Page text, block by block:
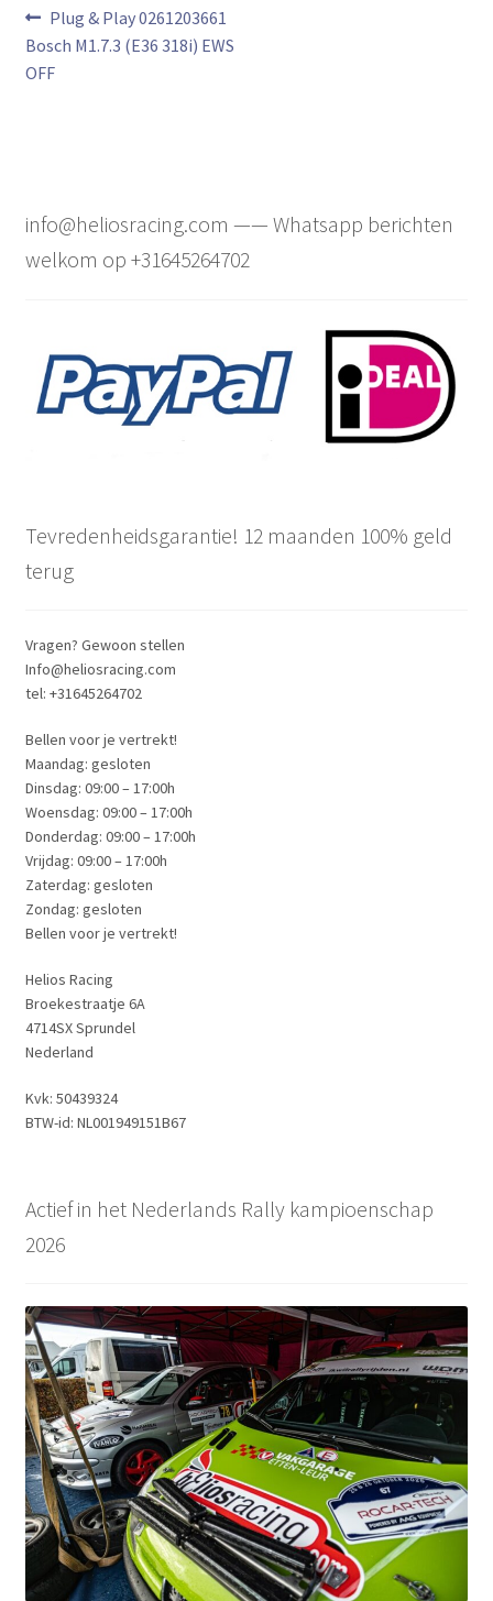
Bericht
navigatie
Vorig
bericht:
Plug & Play 0261203661
Bosch M1.7.3 (E36 318i) EWS
OFF
info@heliosracing.com —— Whatsapp berichten
welkom op +31645264702
Tevredenheidsgarantie! 12 maanden 100% geld
terug
Vragen? Gewoon stellen
Info@heliosracing.com
tel: +31645264702
Bellen voor je vertrekt!
Maandag: gesloten
Dinsdag: 09:00 – 17:00h
Woensdag: 09:00 – 17:00h
Donderdag: 09:00 – 17:00h
Vrijdag: 09:00 – 17:00h
Zaterdag: gesloten
Zondag: gesloten
Bellen voor je vertrekt!
Helios Racing
Broekestraatje 6A
4714SX Sprundel
Nederland
Kvk: 50439324
BTW-id: NL001949151B67
Actief in het Nederlands Rally kampioenschap
2026